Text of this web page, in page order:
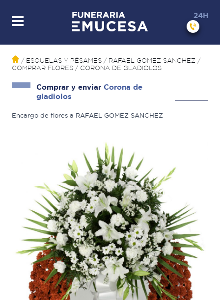
24H
/ ESQUELAS Y PÉSAMES / RAFAEL GOMEZ SANCHEZ /
COMPRAR FLORES / CORONA DE GLADIOLOS
Comprar y enviar Corona de
gladiolos
Encargo de flores a RAFAEL GOMEZ SANCHEZ